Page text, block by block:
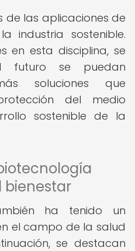
de las aplicaciones de
industria sostenible.
en esta disciplina, se
futuro se puedan
soluciones que
del medio
sostenible de la
bienestar
ha tenido un
el campo de la salud
se destacan